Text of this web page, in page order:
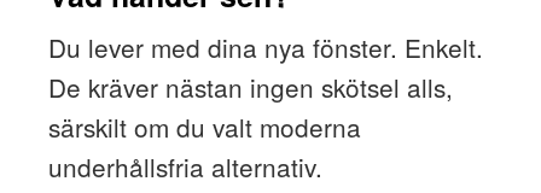
Du lever med dina nya fönster. Enkelt.
De kräver nästan ingen skötsel alls,
särskilt om du valt moderna
underhållsfria alternativ.